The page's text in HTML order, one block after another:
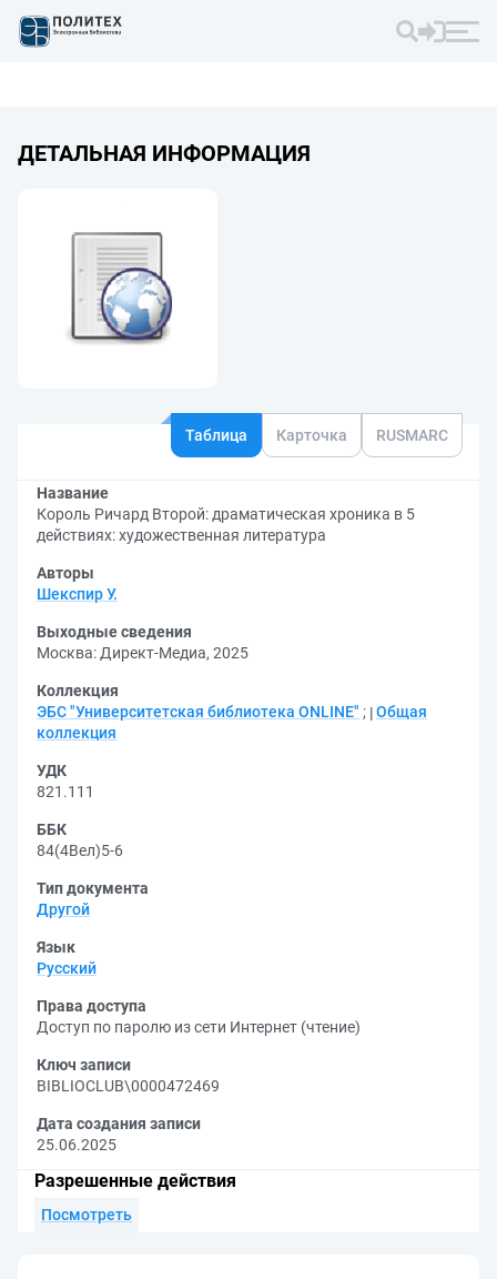
ДЕТАЛЬНАЯ ИНФОРМАЦИЯ
Таблица Карточка RUSMARC
Название
Король Ричард Второй: драматическая хроника в 5
действиях: художественная литература
Авторы
Шекспир У.
Выходные сведения
Москва: Директ-Медиа, 2025
Коллекция
ЭБС "Университетская библиотека ONLINE" ; Общая
коллекция
УДК
821.111
ББК
84(4Вел)5-6
Тип документа
Другой
Язык
Русский
Права доступа
Доступ по паролю из сети Интернет (чтение)
Ключ записи
BIBLIOCLUB\0000472469
Дата создания записи
25.06.2025
Разрешенные действия
Посмотреть